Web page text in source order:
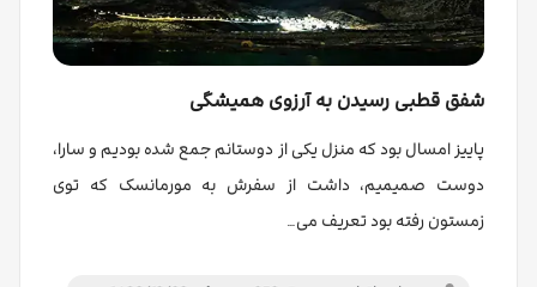
شفق قطبی رسیدن به آرزوی همیشگی
پاییز امسال بود که منزل یکی از دوستانم جمع شده بودیم و سارا،
دوست صمیمیم، داشت از سفرش به مورمانسک که توی
زمستون رفته بود تعریف می…